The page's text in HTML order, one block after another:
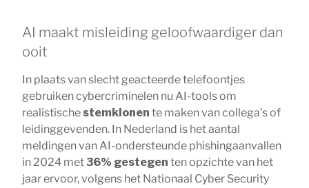
AI maakt misleiding geloofwaardiger dan
ooit
In plaats van slecht geacteerde telefoontjes
gebruiken cybercriminelen nu AI-tools om
realistische stemklonen te maken van collega’s of
leidinggevenden. In Nederland is het aantal
meldingen van AI-ondersteunde phishingaanvallen
in 2024 met36% gestegen ten opzichte van het
jaar ervoor, volgens het Nationaal Cyber Security